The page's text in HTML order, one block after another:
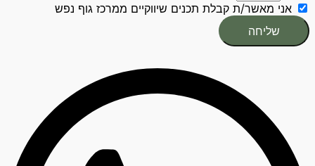
אני מאשר/ת קבלת תכנים שיווקיים ממרכז גוף נפש
שליחה